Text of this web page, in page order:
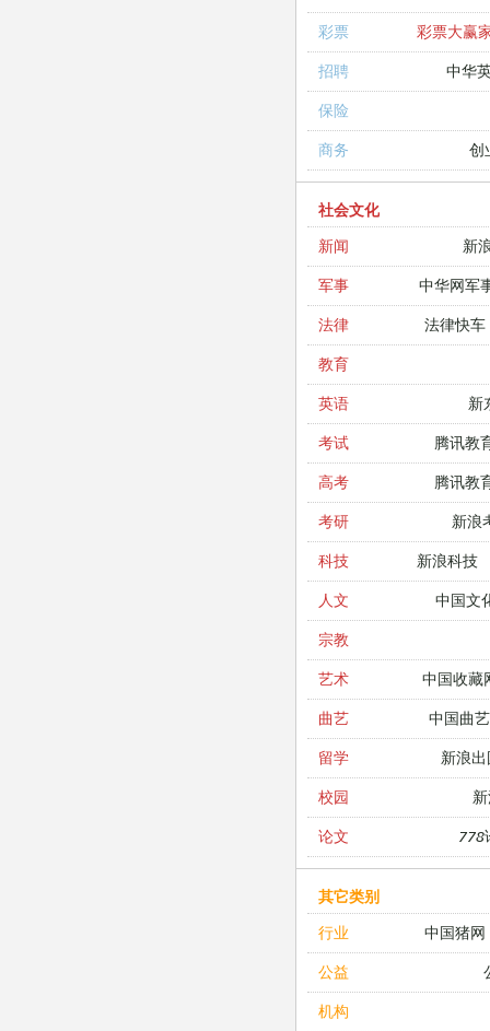
彩票 彩票大赢
招聘 中华
保险
商务 创
社会文化
新闻
新
军事 中华网军
法律 法律快车
教育
英语 新
考试 腾讯教
高考 腾讯教
考研 新浪
科技 新浪科技
人文 中国文
宗教
艺术 中国收藏
曲艺 中国曲
留学 新浪
校园
论文 778
其它类别
行业
中国猪网
公益
机构